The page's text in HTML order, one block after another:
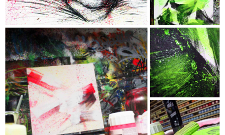
- Châssis conçu sur mesure en
MERANTI authentique -